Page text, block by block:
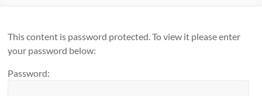
This content is password protected. To view it please enter
your password below:
Password: